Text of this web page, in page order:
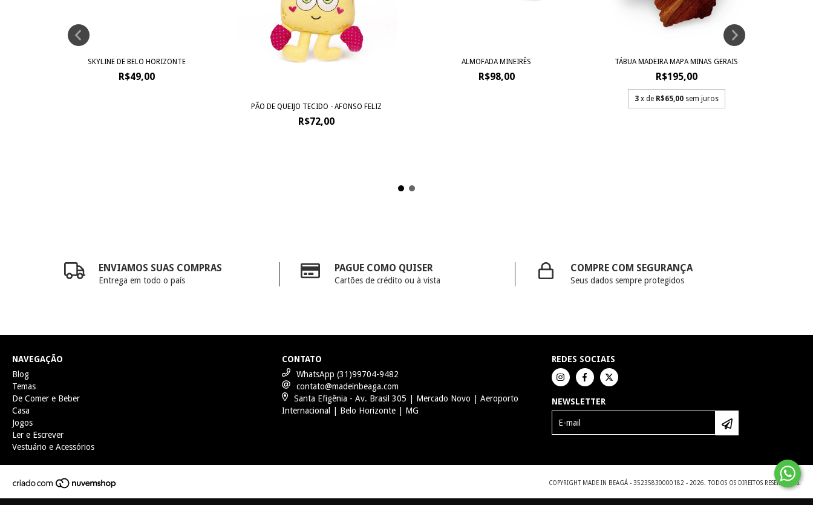
SKYLINE DE BELO HORIZONTE
R$49,00
PÃO DE QUEIJO TECIDO - AFONSO FELIZ
R$72,00
ALMOFADA MINEIRÊS
R$98,00
TÁBUA MADEIRA MAPA MINAS GERAIS
R$195,00
3 x de R$65,00 sem juros
ENVIAMOS SUAS COMPRAS
Entrega em todo o país
PAGUE COMO QUISER
Cartões de crédito ou à vista
COMPRE COM SEGURANÇA
Seus dados sempre protegidos
NAVEGAÇÃO
Blog
Temas
De Comer e Beber
Casa
Jogos
Ler e Escrever
Vestuário e Acessórios
CONTATO
WhatsApp (31)99704-9482
contato@madeinbeaga.com
Santa Efigênia - Av. Brasil 305 | Mercado Novo | Aeroporto
Internacional | Belo Horizonte | MG
REDES SOCIAIS
NEWSLETTER
COPYRIGHT MADE IN BEAGÁ - 35235830000182 - 2026. TODOS OS DIREITOS RESERVADOS.